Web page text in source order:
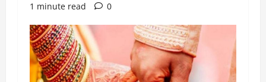
1 minute read
0